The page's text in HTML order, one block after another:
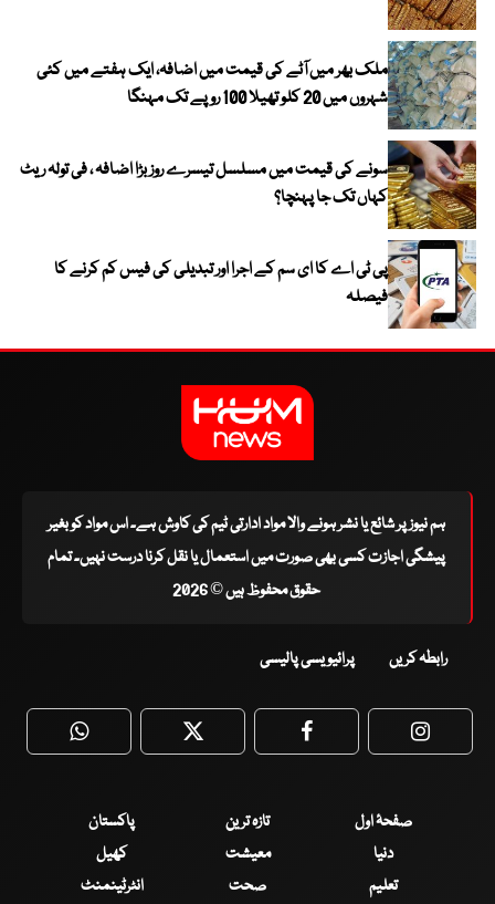
ملک بھر میں آٹے کی قیمت میں اضافہ، ایک ہفتے میں کئی
شہروں میں 20 کلو تھیلا 100 روپے تک مہنگا
سونے کی قیمت میں مسلسل تیسرے روز بڑا اضافہ ، فی تولہ ریٹ
کہاں تک جا پہنچا؟
پی ٹی اے کا ای سم کے اجرا اور تبدیلی کی فیس کم کرنے کا
فیصلہ
ہم نیوز پر شائع یا نشر ہونے والا مواد ادارتی ٹیم کی کاوش ہے۔ اس مواد کو بغیر
پیشگی اجازت کسی بھی صورت میں استعمال یا نقل کرنا درست نہیں۔ تمام
حقوق محفوظ ہیں © 2026
رابطہ کریں پرائیویسی پالیسی
WhatsApp Twitter Facebook
صفحۂ اول تازہ ترین
پاکستان
دنیا
معیشت
کھیل
تعلیم
صحت انٹرٹینمنٹ